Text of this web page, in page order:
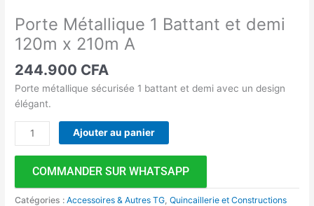
Porte Métallique 1 Battant et demi
120m x 210m A
244.900 CFA
Porte métallique sécurisée 1 battant et demi avec un design
élégant.
Ajouter au panier
COMMANDER SUR WHATSAPP
Catégories :Accessoires & Autres TG ,Quincaillerie et Constructions